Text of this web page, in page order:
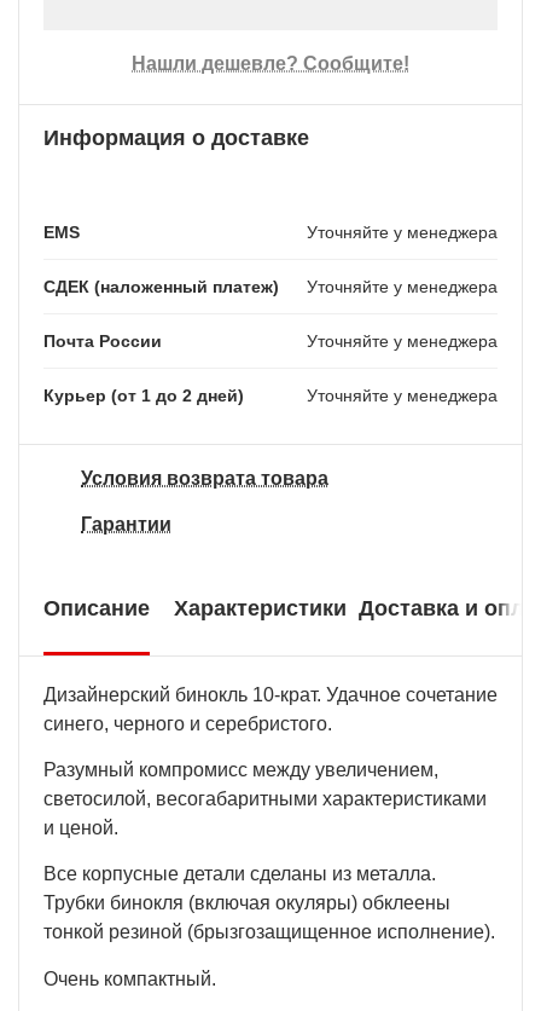
Нашли дешевле? Сообщите!
Информация о доставке
EMS Уточняйте у менеджера
СДЕК (наложенный платеж) Уточняйте у менеджера
Почта России Уточняйте у менеджера
Курьер (от 1 до 2 дней) Уточняйте у менеджера
Условия возврата товара
Гарантии
Описание Характеристики Доставка и
Дизайнерский бинокль 10-крат. Удачное сочетание
синего, черного и серебристого.
Разумный компромисс между увеличением,
светосилой, весогабаритными характеристиками
и ценой.
Все корпусные детали сделаны из металла.
Трубки бинокля (включая окуляры) обклеены
тонкой резиной (брызгозащищенное исполнение).
Очень компактный.